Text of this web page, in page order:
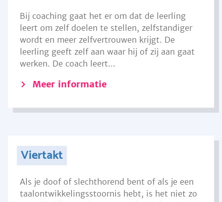
Bij coaching gaat het er om dat de leerling
leert om zelf doelen te stellen, zelfstandiger
wordt en meer zelfvertrouwen krijgt. De
leerling geeft zelf aan waar hij of zij aan gaat
werken. De coach leert...
Meer informatie
Viertakt
Als je doof of slechthorend bent of als je een
taalontwikkelingsstoornis hebt, is het niet zo